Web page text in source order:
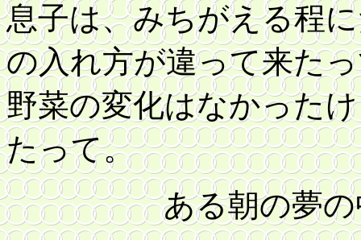
息子は、みちがえる程
の入れ方が違って来た
野菜の変化はなかった
たって。
ある朝の夢の